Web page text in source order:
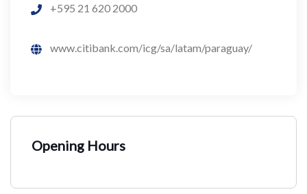
+595 21 620 2000
www.citibank.com/icg/sa/latam/paraguay/
Opening Hours